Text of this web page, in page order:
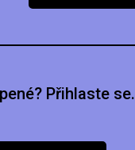
Přihlaste se.